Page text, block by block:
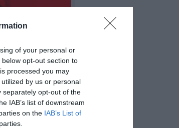
of your personal or
opt-out section to
processed you may
by us or personal
separately opt-out of the
IAB’s list of downstream
on the IAB’s List of
obywatelom. W
kontroli dotyczących
były niezwykle
dla 7,8 tys. osób